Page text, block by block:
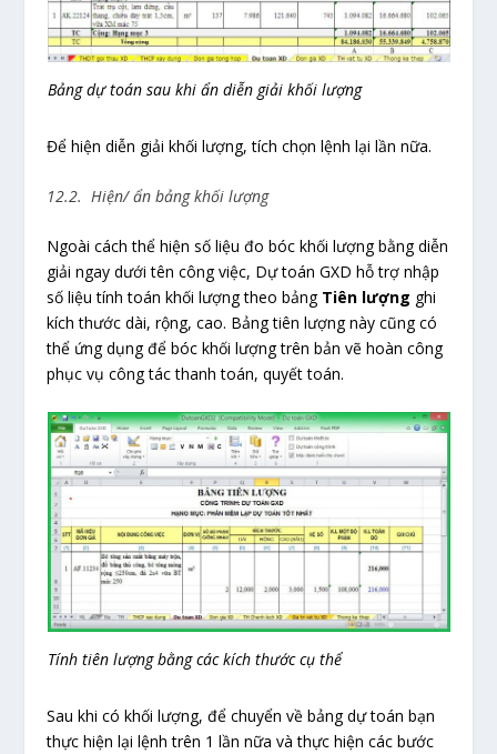
Bảng dự toán sau khi ẩn diễn giải khối lượng
Để hiện diễn giải khối lượng, tích chọn lệnh lại lần nữa.
12.2. Hiện/ ẩn bảng khối lượng
Ngoài cách thể hiện số liệu đo bóc khối lượng bằng diễn
giải ngay dưới tên công việc, Dự toán GXD hỗ trợ nhập
số liệu tính toán khối lượng theo bảng Tiên lượng ghi
kích thước dài, rộng, cao. Bảng tiên lượng này cũng có
thể ứng dụng để bóc khối lượng trên bản vẽ hoàn công
phục vụ công tác thanh toán, quyết toán.
Tính tiên lượng bằng các kích thước cụ thể
Sau khi có khối lượng, để chuyển về bảng dự toán bạn
thực hiện lại lệnh trên 1 lần nữa và thực hiện các bước